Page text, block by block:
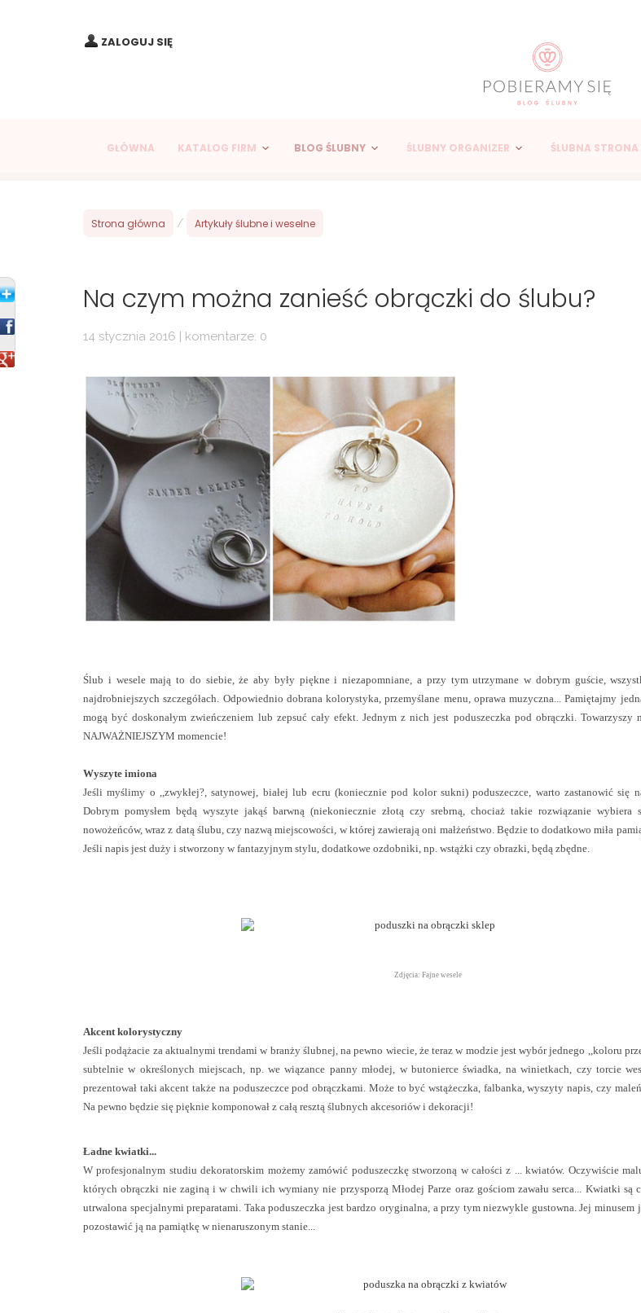
ZALOGUJ SIĘ
GŁÓWNA KATALOG FIRM BLOG ŚLUBNY ŚLUBNY ORGANIZER ŚLUBNA
Strona główna / Artykuły ślubne i weselne
Na czym można zanieść obrączki do ślubu?
14 stycznia 2016 | komentarze: 0
Ślub i wesele mają to do siebie, że aby były piękne i niezapomniane, a przy tym utrzymane w dobrym guście,
najdrobniejszych szczegółach. Odpowiednio dobrana kolorystyka, przemyślane menu, oprawa muzyczna... Pamiętajmy
mogą być doskonałym zwieńczeniem lub zepsuć cały efekt. Jednym z nich jest poduszeczka pod obrączki. Towarzyszy
NAJWAŻNIEJSZYM momencie!
Wyszyte imiona
Jeśli myślimy o ,,zwykłej?, satynowej, białej lub ecru (koniecznie pod kolor sukni) poduszeczce, warto zastanowić się
Dobrym pomysłem będą wyszyte jakąś barwną (niekoniecznie złotą czy srebrną, chociaż takie rozwiązanie
nowożeńców, wraz z datą ślubu, czy nazwą miejscowości, w której zawierają oni małżeństwo. Będzie to dodatkowo miła
Jeśli napis jest duży i stworzony w fantazyjnym stylu, dodatkowe ozdobniki, np. wstążki czy obrazki, będą zbędne.
Zdjęcia: Fajne wesele
Akcent kolorystyczny
Jeśli podążacie za aktualnymi trendami w branży ślubnej, na pewno wiecie, że teraz w modzie jest wybór jednego ,,koloru
subtelnie w określonych miejscach, np. we wiązance panny młodej, w butonierce świadka, na winietkach, czy torcie
prezentował taki akcent także na poduszeczce pod obrączkami. Może to być wstążeczka, falbanka, wyszyty napis, czy
Na pewno będzie się pięknie komponował z całą resztą ślubnych akcesoriów i dekoracji!
Ładne kwiatki...
W profesjonalnym studiu dekoratorskim możemy zamówić poduszeczkę stworzoną w całości z ... kwiatów. Oczywiście
których obrączki nie zaginą i w chwili ich wymiany nie przysporzą Młodej Parze oraz gościom zawału serca... Kwiatki są
utrwalona specjalnymi preparatami. Taka poduszeczka jest bardzo oryginalna, a przy tym niezwykle gustowna. Jej minusem
pozostawić ją na pamiątkę w nienaruszonym stanie...